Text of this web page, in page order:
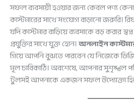
সফল ব্যবসায়ী হওয়ার জন্য কেবল পণ্য
কাস্টমারের সাথে সংযোগ বাড়ানো জরুরি।
যদি কাস্টমার বাড়িয়ে ব্যবসাকে বড় করার
প্রযুক্তির সাথে যুক্ত হোন।অনলাইন
গিয়ে আপনি বুঝতে পারবেন যে নিজেকে
মূল চাবিকাঠি। অবশেষে, আপনার সুশৃঙ্খল
টুলসই আপনাকে একজন সফল উদ্যোক্তা